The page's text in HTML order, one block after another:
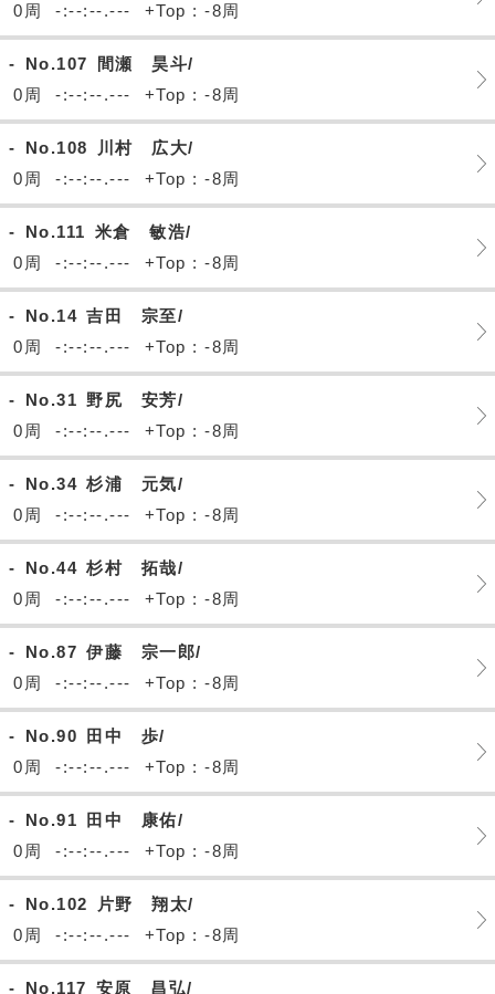
0周
-:--:--.--- +Top : -8周
- No.107
間瀬 昊斗/
0周
-:--:--.--- +Top : -8周
- No.108
川村 広大/
0周
-:--:--.--- +Top : -8周
- No.111 米倉 敏浩/
0周
-:--:--.--- +Top : -8周
- No.14 吉田 宗至/
0周
-:--:--.--- +Top : -8周
- No.31 野尻 安芳/
0周
-:--:--.--- +Top : -8周
- No.34 杉浦 元気/
0周
-:--:--.--- +Top : -8周
- No.44 杉村 拓哉/
0周
-:--:--.--- +Top : -8周
- No.87 伊藤 宗一郎/
0周
-:--:--.--- +Top : -8周
- No.90
田中 歩/
0周
-:--:--.--- +Top : -8周
- No.91
田中 康佑/
0周
-:--:--.--- +Top : -8周
- No.102
片野 翔太/
0周
-:--:--.--- +Top : -8周
- No.117 安原 昌弘/